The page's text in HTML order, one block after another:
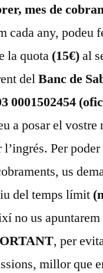
mes de
cada any, podeu
la quota (15€)al
delBanc de
0001502454
a posar el vostre
l’ingrés. Per
us
del temps límit
no us
, per
millor que